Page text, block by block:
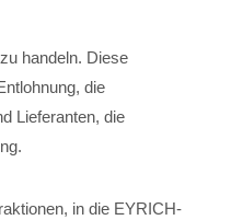
handeln. Diese
die
Lieferanten, die
in die EYRICH-